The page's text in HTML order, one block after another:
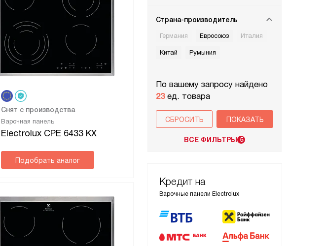
Страна-производитель
Германия Евросоюз Италия
Китай Румыния
По вашему запросу найдено
23ед. товара
СБРОСИТЬ
ВСЕ ФИЛЬТРЫ 5
Кредит на
Варочные панели Electrolux
Варочная панель
Electrolux CPE 6433 KX
Снят с производства
Подобрать аналог